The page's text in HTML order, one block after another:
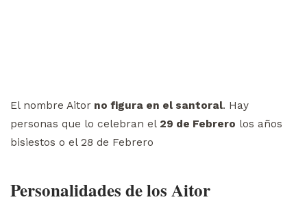
El nombre Aitor no figura en el santoral. Hay
personas que lo celebran el 29 de Febrero los años
bisiestos o el 28 de Febrero
Personalidades de los Aitor